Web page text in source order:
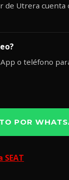
Utrera
o teléfono
POR